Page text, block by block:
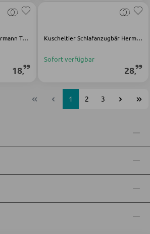
Kuscheltier Schnecke Hermann Teddy Original braun Polyester
18,99
Kuscheltier Schlafanzugbär Hermann Teddy Original mehrfarbig Polyester
Sofort verfügbar
28,99
1 2 3